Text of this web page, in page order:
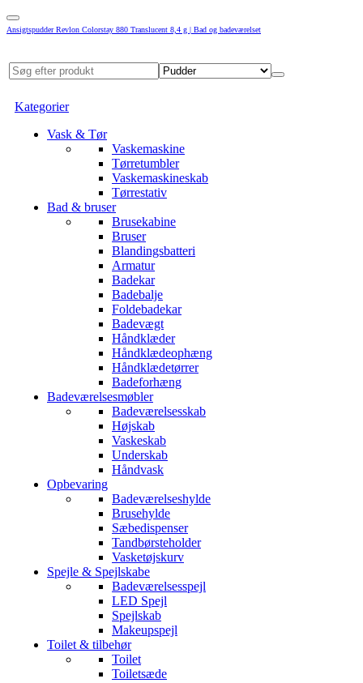
Ansigtspudder Revlon Colorstay 880 Translucent 8,4 g | Bad og badeværelset
Kategorier
Vask & Tør
Vaskemaskine
Tørretumbler
Vaskemaskineskab
Tørrestativ
Bad & bruser
Brusekabine
Bruser
Blandingsbatteri
Armatur
Badekar
Badebalje
Foldebadekar
Badevægt
Håndklæder
Håndklædeophæng
Håndklædetørrer
Badeforhæng
Badeværelsesmøbler
Badeværelsesskab
Højskab
Vaskeskab
Underskab
Håndvask
Opbevaring
Badeværelseshylde
Brusehylde
Sæbedispenser
Tandbørsteholder
Vasketøjskurv
Spejle & Spejlskabe
Badeværelsesspejl
LED Spejl
Spejlskab
Makeupspejl
Toilet & tilbehør
Toilet
Toiletsæde